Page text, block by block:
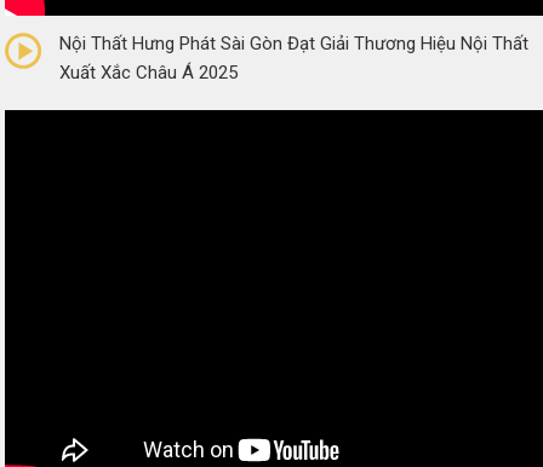
Nội Thất Hưng Phát Sài Gòn Đạt Giải Thương Hiệu Nội Thất
Xuất Xắc Châu Á 2025